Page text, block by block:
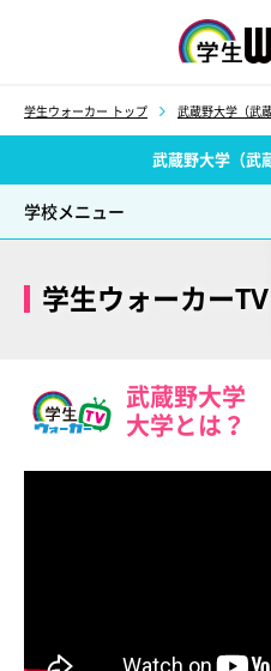
学生ウォーカー トップ 武蔵野大学（武
武蔵野大学（武
学校メニュー
学生ウォーカーTV
武蔵野大学
大学とは？